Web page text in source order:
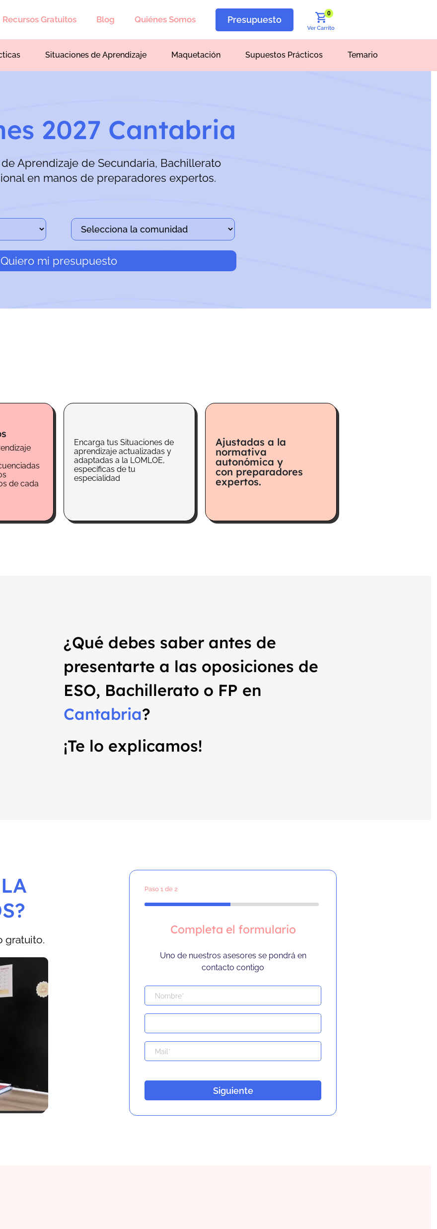
Recursos Gratuitos Blog Quiénes Somos Presupuesto
0
Situaciones de Aprendizaje Maquetación Supuestos Prácticos Temario
2027 Cantabria
Aprendizaje de Secundaria, Bachillerato
en manos de preparadores expertos.
Quiero mi presupuesto
de cada
Encarga tus Situaciones de
aprendizaje actualizadas y
adaptadas a la LOMLOE,
específicas de tu
especialidad
Ajustadas a la
normativa
autonómica y
con preparadores
expertos.
¿Qué debes saber antes de
presentarte a las oposiciones de
ESO, Bachillerato o FP en
Cantabria?
¡Te lo explicamos!
gratuito.
Paso 1 de 2
Completa el formulario
Uno de nuestros asesores se pondrá en
contacto contigo
Siguiente